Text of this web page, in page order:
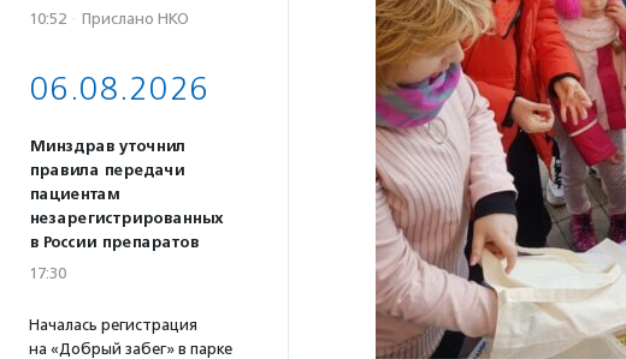
10:52 · Прислано НКО
06.08.2026
Минздрав уточнил
правила передачи
пациентам
незарегистрированных
в России препаратов
17:30
Началась регистрация
на «Добрый забег» в парке